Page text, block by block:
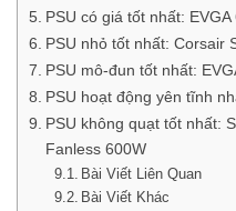
PSU có giá tốt nhất: EVGA
PSU nhỏ tốt nhất: Corsair
PSU mô-đun tốt nhất:
PSU hoạt động yên tĩnh
PSU không quạt tốt nhất:
Fanless 600W
Bài Viết Liên Quan
Bài Viết Khác